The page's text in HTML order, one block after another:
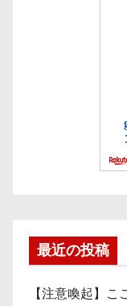
最近の投稿
【注意喚起】